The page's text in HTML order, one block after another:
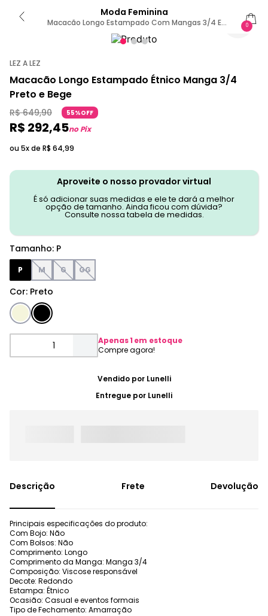
Moda Feminina
Macacão Longo Estampado Com Mangas 3/4 E
Amarração P / Preto
0
LEZ A LEZ
Macacão Longo Estampado Étnico Manga 3/4
Preto e Bege
R$ 649,90 55%OFF
R$ 292,45no Pix
ou 5x de R$ 64,99
Aproveite o nosso provador virtual
É só adicionar suas medidas e ele te dará a melhor
opção de tamanho. Ainda ficou com dúvida?
Consulte nossa tabela de medidas.
Cor: Preto
Tamanho: P
P M G GG
Apenas1 em estoque
Vendido por Lunelli
Entregue por Lunelli
Frete Devolução
Principais especificações do produto:
Com Bojo: Não
Com Bolsos: Não
Comprimento: Longo
Comprimento da Manga: Manga 3/4
Composição: Viscose responsável
Decote: Redondo
Estampa: Étnico
Ocasião: Casual e eventos formais
Tipo de Fechamento: Amarração